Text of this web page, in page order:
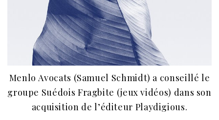
Menlo Avocats (Samuel Schmidt) a conseillé le
groupe Suédois Fragbite (jeux vidéos) dans son
acquisition de l’éditeur Playdigious.